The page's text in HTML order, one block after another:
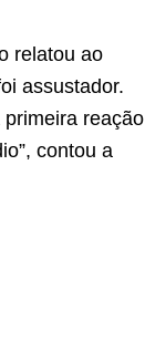
relatou ao
assustador.
primeira reação
contou a